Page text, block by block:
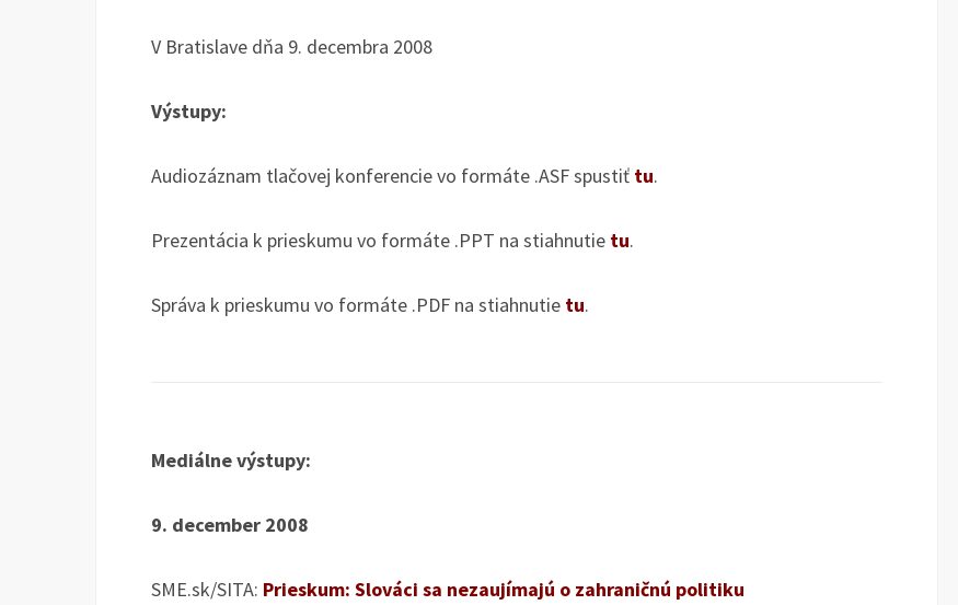
V Bratislave dňa 9. decembra 2008
Výstupy:
Audiozáznam tlačovej konferencie vo formáte .ASF spustiť tu.
Prezentácia k prieskumu vo formáte .PPT na stiahnutie tu.
Správa k prieskumu vo formáte .PDF na stiahnutie tu.
Mediálne výstupy:
9. december 2008
SME.sk/SITA: Prieskum: Slováci sa nezaujímajú o zahraničnú politiku